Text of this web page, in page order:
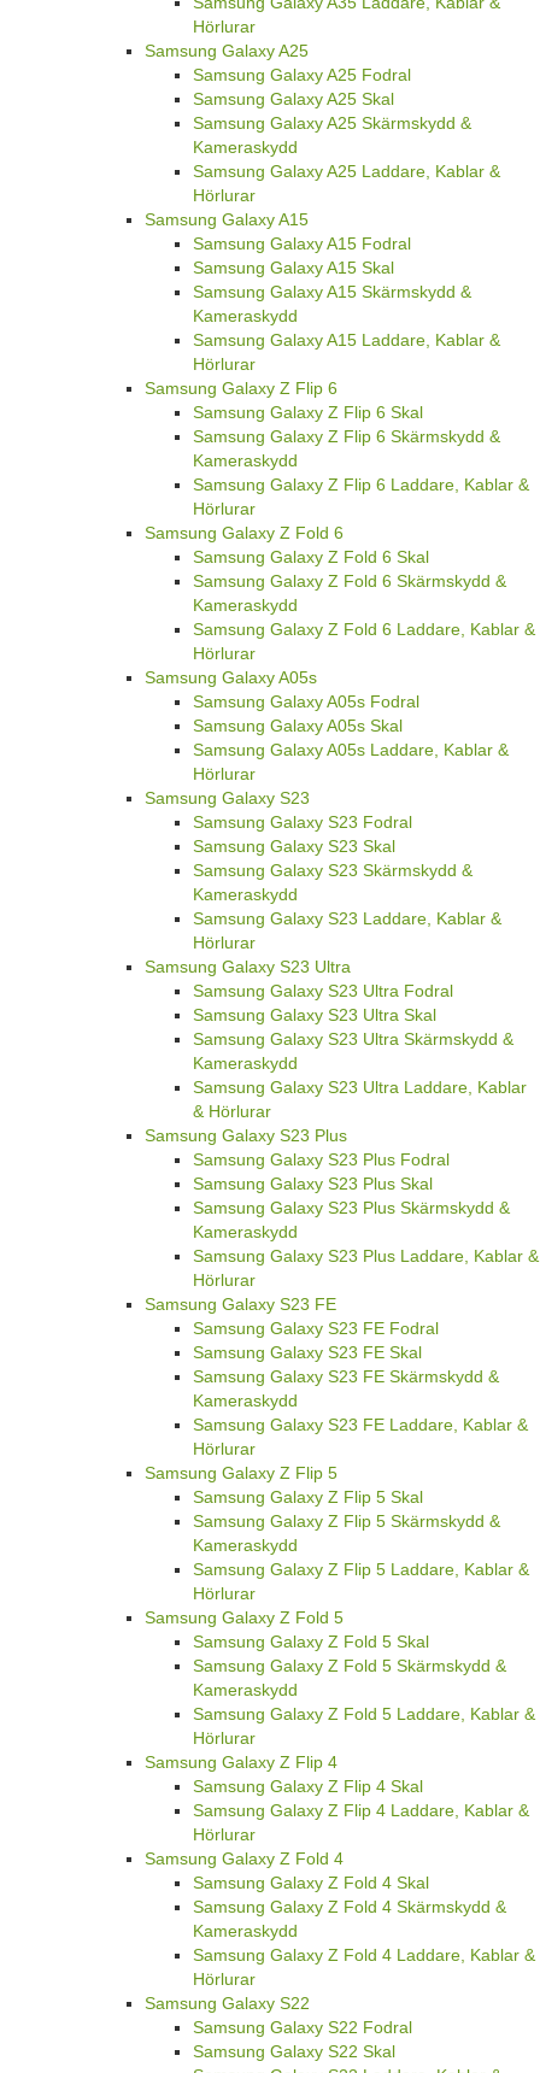
Hörlurar
Samsung Galaxy A25
Samsung Galaxy A25 Fodral
Samsung Galaxy A25 Skal
Samsung Galaxy A25 Skärmskydd &
Kameraskydd
Samsung Galaxy A25 Laddare, Kablar &
Hörlurar
Samsung Galaxy A15
Samsung Galaxy A15 Fodral
Samsung Galaxy A15 Skal
Samsung Galaxy A15 Skärmskydd &
Kameraskydd
Samsung Galaxy A15 Laddare, Kablar &
Hörlurar
Samsung Galaxy Z Flip 6
Samsung Galaxy Z Flip 6 Skal
Samsung Galaxy Z Flip 6 Skärmskydd &
Kameraskydd
Samsung Galaxy Z Flip 6 Laddare, Kablar &
Hörlurar
Samsung Galaxy Z Fold 6
Samsung Galaxy Z Fold 6 Skal
Samsung Galaxy Z Fold 6 Skärmskydd &
Kameraskydd
Samsung Galaxy Z Fold 6 Laddare, Kablar &
Hörlurar
Samsung Galaxy A05s
Samsung Galaxy A05s Fodral
Samsung Galaxy A05s Skal
Samsung Galaxy A05s Laddare, Kablar &
Hörlurar
Samsung Galaxy S23
Samsung Galaxy S23 Fodral
Samsung Galaxy S23 Skal
Samsung Galaxy S23 Skärmskydd &
Kameraskydd
Samsung Galaxy S23 Laddare, Kablar &
Hörlurar
Samsung Galaxy S23 Ultra
Samsung Galaxy S23 Ultra Fodral
Samsung Galaxy S23 Ultra Skal
Samsung Galaxy S23 Ultra Skärmskydd &
Kameraskydd
Samsung Galaxy S23 Ultra Laddare, Kablar
& Hörlurar
Samsung Galaxy S23 Plus
Samsung Galaxy S23 Plus Fodral
Samsung Galaxy S23 Plus Skal
Samsung Galaxy S23 Plus Skärmskydd &
Kameraskydd
Samsung Galaxy S23 Plus Laddare, Kablar &
Hörlurar
Samsung Galaxy S23 FE
Samsung Galaxy S23 FE Fodral
Samsung Galaxy S23 FE Skal
Samsung Galaxy S23 FE Skärmskydd &
Kameraskydd
Samsung Galaxy S23 FE Laddare, Kablar &
Hörlurar
Samsung Galaxy Z Flip 5
Samsung Galaxy Z Flip 5 Skal
Samsung Galaxy Z Flip 5 Skärmskydd &
Kameraskydd
Samsung Galaxy Z Flip 5 Laddare, Kablar &
Hörlurar
Samsung Galaxy Z Fold 5
Samsung Galaxy Z Fold 5 Skal
Samsung Galaxy Z Fold 5 Skärmskydd &
Kameraskydd
Samsung Galaxy Z Fold 5 Laddare, Kablar &
Hörlurar
Samsung Galaxy Z Flip 4
Samsung Galaxy Z Flip 4 Skal
Samsung Galaxy Z Flip 4 Laddare, Kablar &
Hörlurar
Samsung Galaxy Z Fold 4
Samsung Galaxy Z Fold 4 Skal
Samsung Galaxy Z Fold 4 Skärmskydd &
Kameraskydd
Samsung Galaxy Z Fold 4 Laddare, Kablar &
Hörlurar
Samsung Galaxy S22
Samsung Galaxy S22 Fodral
Samsung Galaxy S22 Skal